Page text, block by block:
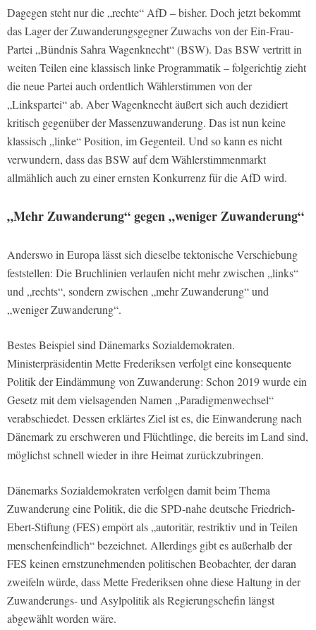
Dagegen steht nur die „rechte“ AfD – bisher. Doch jetzt bekommt
das Lager der Zuwanderungsgegner Zuwachs von der Ein-Frau-
Partei „Bündnis Sahra Wagenknecht“ (BSW). Das BSW vertritt in
weiten Teilen eine klassisch linke Programmatik – folgerichtig zieht
die neue Partei auch ordentlich Wählerstimmen von der
„Linkspartei“ ab. Aber Wagenknecht äußert sich auch dezidiert
kritisch gegenüber der Massenzuwanderung. Das ist nun keine
klassisch „linke“ Position, im Gegenteil. Und so kann es nicht
verwundern, dass das BSW auf dem Wählerstimmenmarkt
allmählich auch zu einer ernsten Konkurrenz für die AfD wird.
„Mehr Zuwanderung“ gegen „weniger Zuwanderung“
Anderswo in Europa lässt sich dieselbe tektonische Verschiebung
feststellen: Die Bruchlinien verlaufen nicht mehr zwischen „links“
und „rechts“, sondern zwischen „mehr Zuwanderung“ und
„weniger Zuwanderung“.
Bestes Beispiel sind Dänemarks Sozialdemokraten.
Ministerpräsidentin Mette Frederiksen verfolgt eine konsequente
Politik der Eindämmung von Zuwanderung: Schon 2019 wurde ein
Gesetz mit dem vielsagenden Namen „Paradigmenwechsel“
verabschiedet. Dessen erklärtes Ziel ist es, die Einwanderung nach
Dänemark zu erschweren und Flüchtlinge, die bereits im Land sind,
möglichst schnell wieder in ihre Heimat zurückzubringen.
Dänemarks Sozialdemokraten verfolgen damit beim Thema
Zuwanderung eine Politik, die die SPD-nahe deutsche Friedrich-
Ebert-Stiftung (FES) empört als „autoritär, restriktiv und in Teilen
menschenfeindlich“ bezeichnet. Allerdings gibt es außerhalb der
FES keinen ernstzunehmenden politischen Beobachter, der daran
zweifeln würde, dass Mette Frederiksen ohne diese Haltung in der
Zuwanderungs- und Asylpolitik als Regierungschefin längst
abgewählt worden wäre.